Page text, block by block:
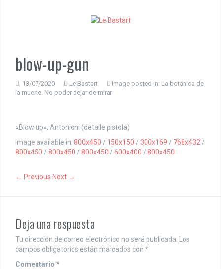
blow-up-gun
13/07/2020 Le Bastart Image posted in: La botánica de
la muerte. No poder dejar de mirar
«Blow up», Antonioni (detalle pistola)
Image available in: 800x450 / 150x150 / 300x169 / 768x432/
800x450 / 800x450 / 800x450 / 600x400 / 800x450
← Previous Next →
Deja una respuesta
Tu dirección de correo electrónico no será publicada. Los
campos obligatorios están marcados con *
Comentario *